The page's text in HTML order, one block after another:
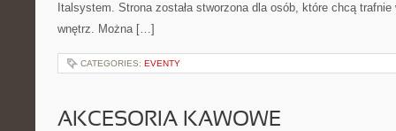
Italsystem. Strona została stworzona dla osób, które chcą
wnętrz. Można […]
CATEGORIES: EVENTY
AKCESORIA KAWOWE